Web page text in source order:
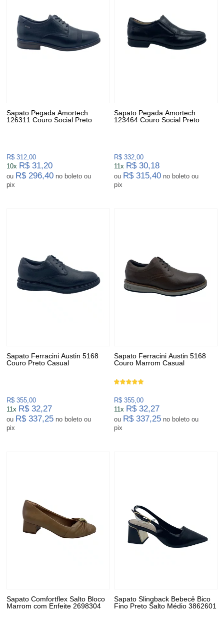
Sapato Pegada Amortech
126311 Couro Social Preto
R$ 312,00
10x R$ 31,20
ou R$ 296,40 no boleto ou
pix
Sapato Pegada Amortech
123464 Couro Social Preto
R$ 332,00
11x R$ 30,18
ou R$ 315,40 no boleto ou
pix
Sapato Ferracini Austin 5168
Couro Preto Casual
R$ 355,00
11x R$ 32,27
ou R$ 337,25 no boleto ou
pix
Sapato Ferracini Austin 5168
Couro Marrom Casual
R$ 355,00
11x R$ 32,27
ou R$ 337,25 no boleto ou
pix
Sapato Comfortflex Salto Bloco
Marrom com Enfeite 2698304
Sapato Slingback Bebecê Bico
Fino Preto Salto Médio 3862601